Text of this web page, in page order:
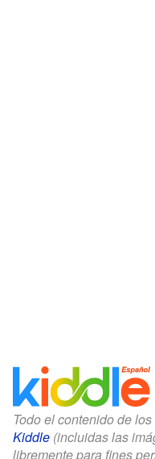
Todo el contenido de
Kiddle (incluidas las
libremente para fines